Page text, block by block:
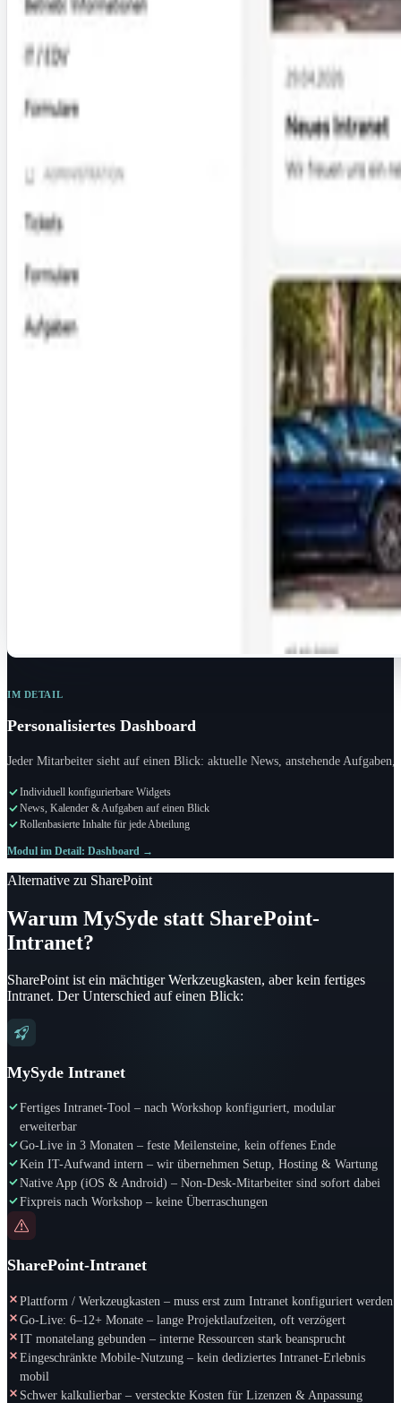
IM DETAIL
Personalisiertes Dashboard
Jeder Mitarbeiter sieht auf einen Blick: aktuelle News, anstehende
Individuell konfigurierbare Widgets
News, Kalender & Aufgaben auf einen Blick
Rollenbasierte Inhalte für jede Abteilung
Modul im Detail: Dashboard →
Alternative zu SharePoint
Warum MySyde statt SharePoint-
Intranet?
SharePoint ist ein mächtiger Werkzeugkasten, aber kein fertiges
Intranet. Der Unterschied auf einen Blick:
MySyde Intranet
Fertiges Intranet-Tool – nach Workshop konfiguriert, modular
erweiterbar
Go-Live in 3 Monaten – feste Meilensteine, kein offenes Ende
Kein IT-Aufwand intern – wir übernehmen Setup, Hosting & Wartung
Native App (iOS & Android) – Non-Desk-Mitarbeiter sind sofort dabei
Fixpreis nach Workshop – keine Überraschungen
SharePoint-Intranet
Plattform / Werkzeugkasten – muss erst zum Intranet konfiguriert werden
Go-Live: 6–12+ Monate – lange Projektlaufzeiten, oft verzögert
IT monatelang gebunden – interne Ressourcen stark beansprucht
Eingeschränkte Mobile-Nutzung – kein dediziertes Intranet-Erlebnis
mobil
Schwer kalkulierbar – versteckte Kosten für Lizenzen & Anpassung